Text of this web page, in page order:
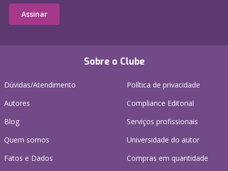
Sobre o Clube
Dúvidas/Atendimento
Autores
Blog
Quem somos
Fatos e Dados
Política de privacidade
Compliance Editorial
Serviços profissionais
Universidade do autor
Compras em quantidade
Assinar